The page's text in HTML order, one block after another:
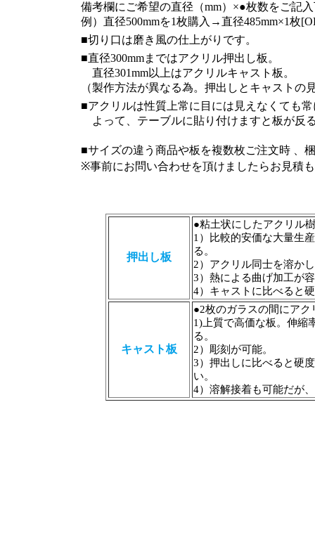
備考欄にご希望の直径（mm）×●枚数をご記
例）直径500mmを1枚購入→直径485mm×1枚
■切り口は磨き風の仕上がりです。
■直径300mmまではアクリル押出し板。
直径301mm以上はアクリルキャスト板。
（製作方法が異なる為。押出しとキャストの
■アクリルは性質上常に目には見えなくても
よって、テーブルに貼り付けますと板が反
■サイズの違う商品や板を複数枚ご注文時 、
※事前にお問い合わせを頂けましたらお見積
押出し板
●粘土状にしたアクリル
1）比較的安価な大量生
る。
2）アクリル同士を溶か
3）熱による曲げ加工が
4）キャストに比べると
キャスト板
●2枚のガラスの間にア
1)上質で高価な板。伸縮
る。
2）彫刻が可能。
3）押出しに比べると硬
い。
4）溶解接着も可能だが